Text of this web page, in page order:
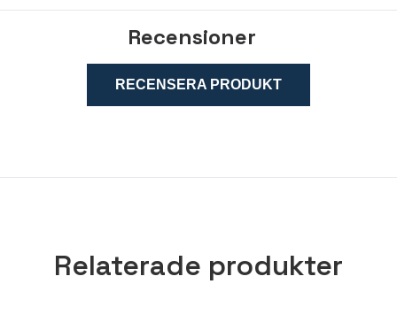
Recensioner
RECENSERA PRODUKT
Relaterade produkter